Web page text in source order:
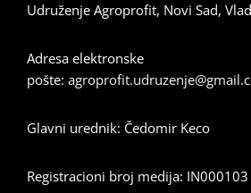
Udruženje Agroprofit, Novi Sad,
Adresa elektronske
pošte:
Glavni urednik: Čedomir Keco
Registracioni broj medija: IN000103